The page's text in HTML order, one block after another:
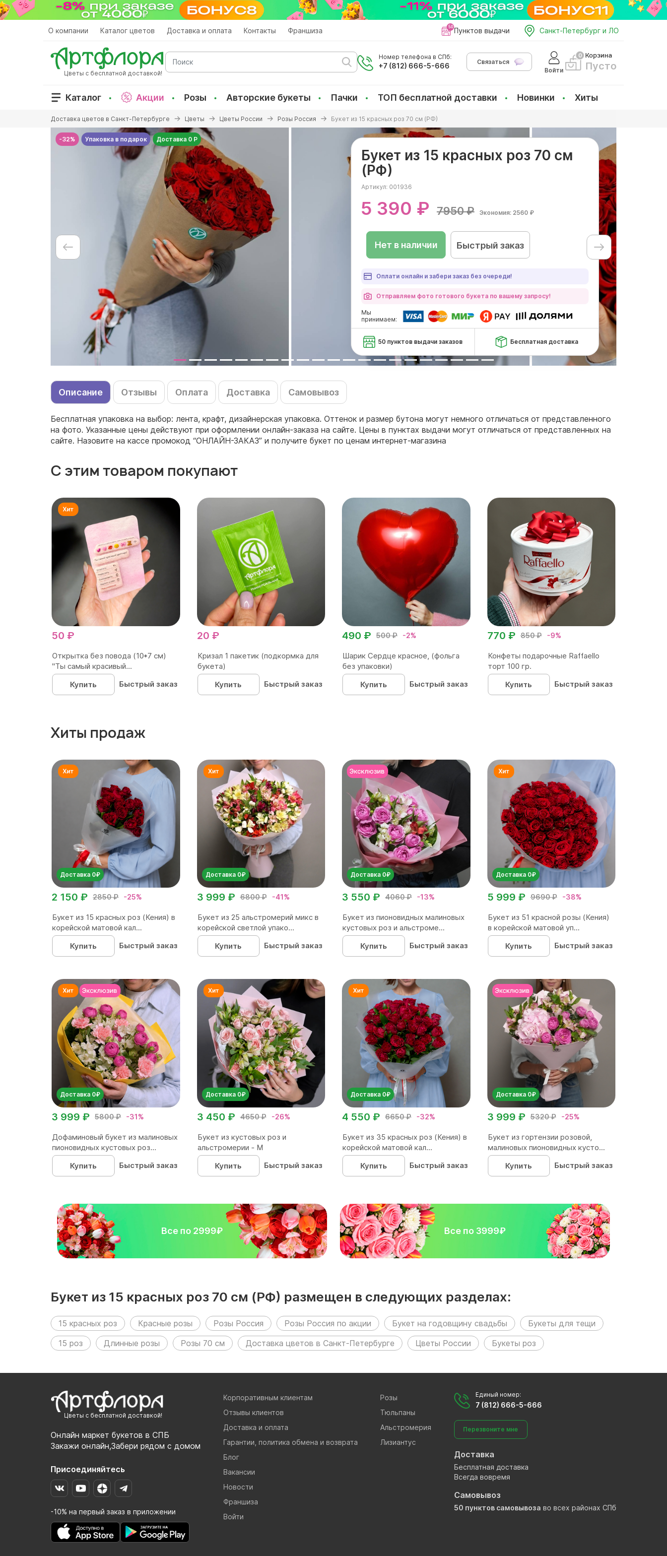
Перейти
к
О компании Каталог цветов Доставка и оплата Контакты Франшиза Пунктов выдачи Санкт-Петербург и ЛО
Цветы с бесплатной доставкой!
Поиск
Номер телефона в СПб:
+7 (812) 666-5-666
Связаться
Войти
Корзина
Пусто
Каталог Акции Розы Авторские букеты Пачки ТОП бесплатной доставки Новинки Хиты
здесь
Доставка цветов в Санкт-Петербурге Цветы Цветы России Розы Россия Букет из 15 красных роз 70 см (РФ)
-32% Упаковка в подарок Доставка 0 Р
Букет из 15 красных роз 70 см
(РФ)
Артикул: 001936
5 390 ₽ 7950 ₽ Экономия: 2560 ₽
Нет в наличии Быстрый заказ
Оплати онлайн и забери заказ без очереди!
Отправляем фото готового букета по вашему запросу!
Мы
принимаем:
50 пунктов выдачи заказов Бесплатная доставка
Описание Отзывы Оплата Доставка Самовывоз
Бесплатная упаковка на выбор: лента, крафт, дизайнерская упаковка. Оттенок и размер бутона могут немного отличаться от представленного
на фото. Указанные цены действуют при оформлении онлайн-заказа на сайте. Цены в пунктах выдачи могут отличаться от представленных на
сайте. Назовите на кассе промокод “ОНЛАЙН-ЗАКАЗ” и получите букет по ценам интернет-магазина
С этим товаром покупают
50 ₽
Открытка без повода (10*7 см)
"Ты самый красивый...
Купить
Быстрый заказ
20 ₽
Кризал 1 пакетик (подкормка для
букета)
Купить
Быстрый заказ
500 ₽ -2%
490 ₽
Шарик Сердце красное, (фольга
без упаковки)
Купить
Быстрый заказ
850 ₽ -9%
770 ₽
Конфеты подарочные Raffaello
торт 100 гр.
Купить
Быстрый заказ
Хиты продаж
Доставка 0₽
2850 ₽ -25%
2 150 ₽
Букет из 15 красных роз (Кения) в
корейской матовой кал...
Купить
Быстрый заказ
Доставка 0₽
6800 ₽ -41%
3 999 ₽
Букет из 25 альстромерий микс в
корейской светлой упако...
Купить
Быстрый заказ
Доставка 0₽
4060 ₽ -13%
3 550 ₽
Букет из пионовидных малиновых
кустовых роз и альстроме...
Купить
Быстрый заказ
Доставка 0₽
9690 ₽ -38%
5 999 ₽
Букет из 51 красной розы (Кения)
в корейской матовой уп...
Купить
Быстрый заказ
Доставка 0₽
5800 ₽ -31%
3 999 ₽
Дофаминовый букет из малиновых
пионовидных кустовых роз...
Купить
Быстрый заказ
Доставка 0₽
4650 ₽ -26%
3 450 ₽
Букет из кустовых роз и
альстромерии - М
Купить
Быстрый заказ
Доставка 0₽
6650 ₽ -32%
4 550 ₽
Букет из 35 красных роз (Кения) в
корейской матовой кал...
Купить
Быстрый заказ
Доставка 0₽
5320 ₽ -25%
3 999 ₽
Букет из гортензии розовой,
малиновых пионовидных кусто...
Купить
Быстрый заказ
Все по 2999₽ Все по 3999₽
Букет из 15 красных роз 70 см (РФ) размещен в следующих разделах:
15 красных роз Красные розы Розы Россия Розы Россия по акции Букет на годовщину свадьбы
Букеты для тещи
15 роз
Длинные розы Розы 70 см Доставка цветов в Санкт-Петербурге Цветы России Букеты роз
Цветы с бесплатной доставкой!
Онлайн маркет букетов в СПБ
Закажи онлайн,Забери рядом с домом
Присоединяйтесь
-10% на первый заказ в приложении
Корпоративным клиентам
Отзывы клиентов
Доставка и оплата
Гарантии, политика обмена и возврата
Блог
Вакансии
Новости
Франшиза
Войти
Розы
Тюльпаны
Альстромерия
Лизиантус
Единый номер:
7 (812) 666-5-666
Перезвоните мне
Доставка
Бесплатная доставка
Всегда вовремя
Самовывоз
50 пунктов самовывоза во всех районах СПб